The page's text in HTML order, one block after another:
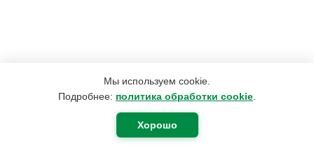
Мы используем cookie.
Подробнее: политика обработки cookie
Хорошо